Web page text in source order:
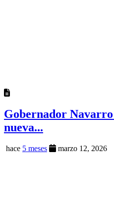
Gobernador Navarro
nueva...
hace 5 meses marzo 12, 2026